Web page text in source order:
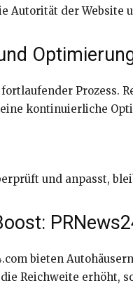
Autorität der
Prozess.
kontinuierliche
und anpasst,
bieten
Reichweite erhöht,